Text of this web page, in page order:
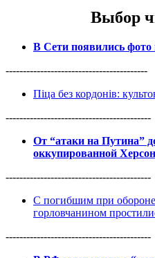
Выбор
В Сети появились фото
-----------------------------------------
Піца без кордонів:
------------------------------------------
От “атаки на Путина”
оккупированной
------------------------------------------
С погибшим при
горловчанином
------------------------------------------